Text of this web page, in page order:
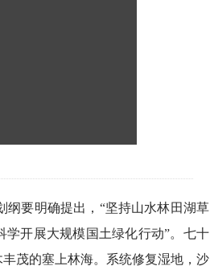
纲要明确提出，“坚持山水林田湖草
学开展大规模国土绿化行动”。七十
茂的塞上林海。系统修复湿地，沙